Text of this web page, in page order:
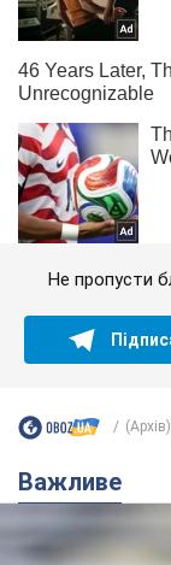
Не пропусти
Важливе